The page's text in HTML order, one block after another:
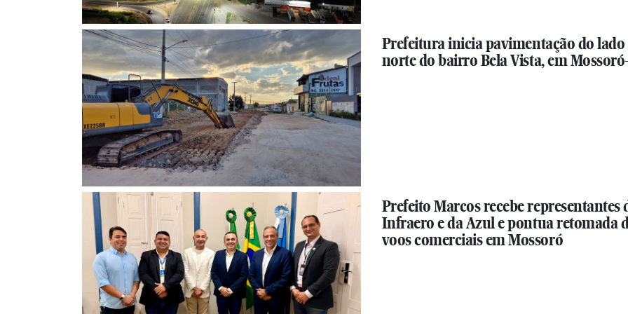
Prefeitura inicia pavimentação do lado
norte do bairro Bela Vista, em
Prefeito Marcos recebe representantes
Infraero e da Azul e pontua retomada
voos comerciais em Mossoró